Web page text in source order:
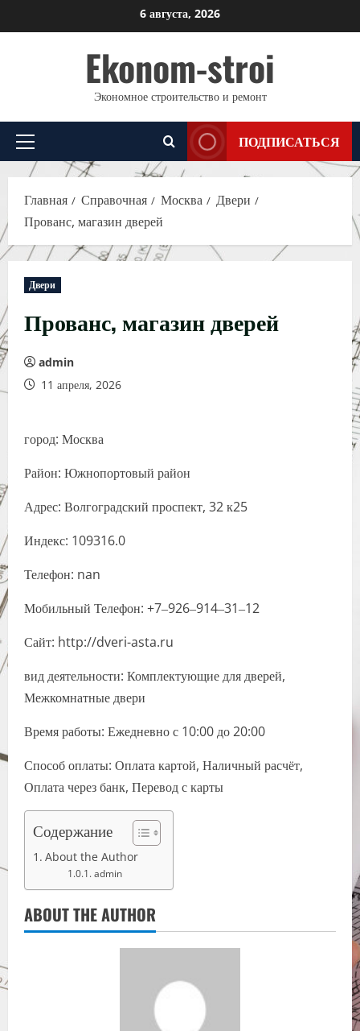
к
6 августа, 2026
Ekonom-stroi
Экономное строительство и ремонт
Основное
меню
ПОДПИСАТЬСЯ
Главная Справочная Москва
Двери
Прованс, магазин дверей
Двери
Прованс, магазин дверей
admin
11 апреля, 2026
город: Москва
Район: Южнопортовый район
Адрес: Волгоградский проспект, 32 к25
Индекс: 109316.0
Телефон: nan
Мобильный Телефон: +7‒926‒914‒31‒12
Сайт: http://dveri-asta.ru
вид деятельности: Комплектующие для дверей,
Межкомнатные двери
Время работы: Ежедневно с 10:00 до 20:00
Способ оплаты: Оплата картой, Наличный расчёт,
Оплата через банк, Перевод с карты
Содержание
About the Author
admin
ABOUT THE AUTHOR